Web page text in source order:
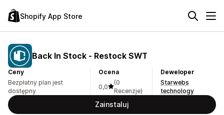
Shopify App Store
Back In Stock ‑ Restock SWT
Ceny
Bezpłatny plan jest
dostępny
Ocena
0,0
(0
Recenzje)
Deweloper
Starwebs
technology
Zainstaluj